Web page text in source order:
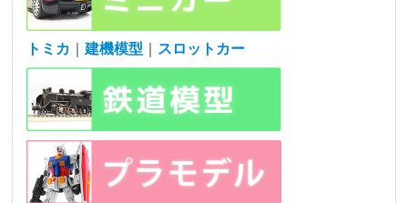
トミカ ｜建機模型 スロットカー